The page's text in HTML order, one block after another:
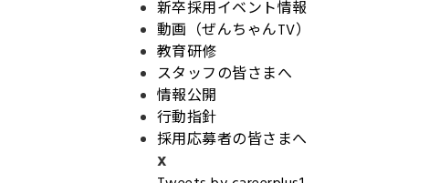
新卒採用イベント情報
動画（ぜんちゃんTV）
教育研修
スタッフの皆さまへ
情報公開
行動指針
採用応募者の皆さまへ
X